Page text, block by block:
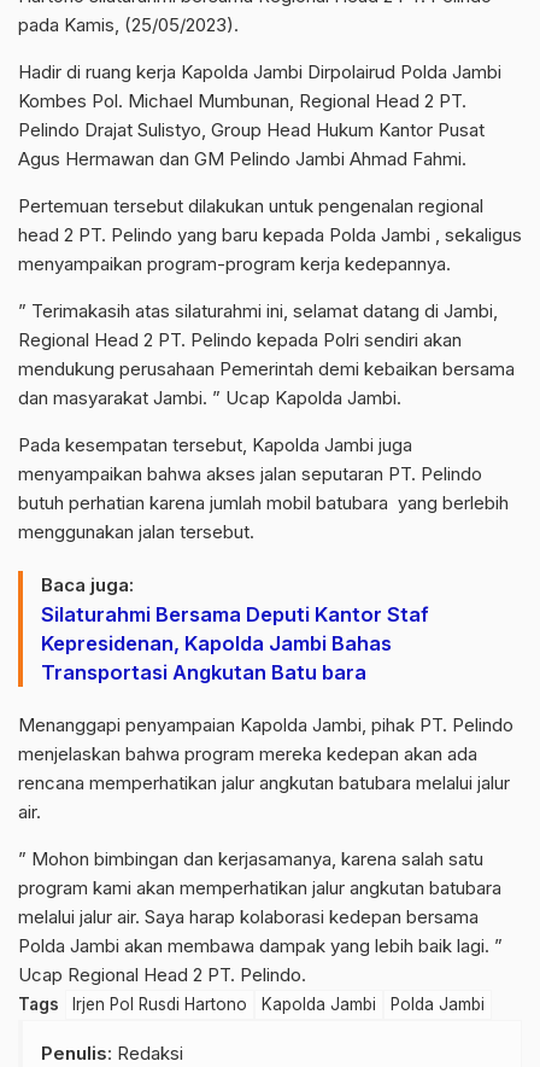
pada Kamis, (25/05/2023).
Hadir di ruang kerja Kapolda Jambi Dirpolairud Polda Jambi
Kombes Pol. Michael Mumbunan, Regional Head 2 PT.
Pelindo Drajat Sulistyo, Group Head Hukum Kantor Pusat
Agus Hermawan dan GM Pelindo Jambi Ahmad Fahmi.
Pertemuan tersebut dilakukan untuk pengenalan regional
head 2 PT. Pelindo yang baru kepada Polda Jambi , sekaligus
menyampaikan program-program kerja kedepannya.
” Terimakasih atas silaturahmi ini, selamat datang di Jambi,
Regional Head 2 PT. Pelindo kepada Polri sendiri akan
mendukung perusahaan Pemerintah demi kebaikan bersama
dan masyarakat Jambi. ” Ucap Kapolda Jambi.
Pada kesempatan tersebut, Kapolda Jambi juga
menyampaikan bahwa akses jalan seputaran PT. Pelindo
butuh perhatian karena jumlah mobil batubara yang berlebih
menggunakan jalan tersebut.
Baca juga:
Silaturahmi Bersama Deputi Kantor Staf
Kepresidenan, Kapolda Jambi Bahas
Transportasi Angkutan Batu bara
Menanggapi penyampaian Kapolda Jambi, pihak PT. Pelindo
menjelaskan bahwa program mereka kedepan akan ada
rencana memperhatikan jalur angkutan batubara melalui jalur
air.
” Mohon bimbingan dan kerjasamanya, karena salah satu
program kami akan memperhatikan jalur angkutan batubara
melalui jalur air. Saya harap kolaborasi kedepan bersama
Polda Jambi akan membawa dampak yang lebih baik lagi. ”
Ucap Regional Head 2 PT. Pelindo.
Tags Irjen Pol Rusdi Hartono Kapolda Jambi Polda Jambi
Penulis: Redaksi